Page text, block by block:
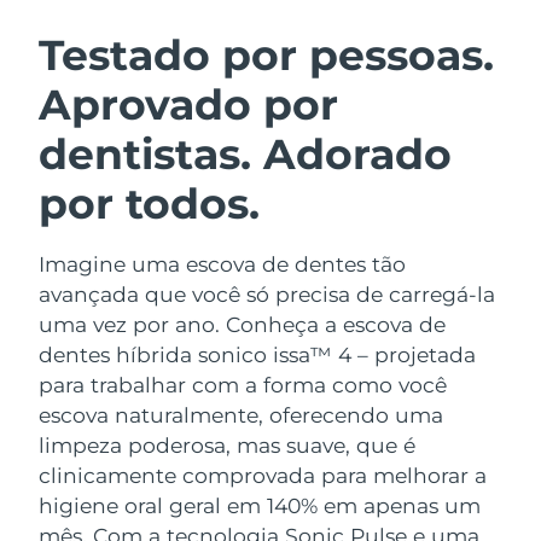
Testado por pessoas.
Aprovado por
dentistas. Adorado
por todos.
Imagine uma escova de dentes tão
avançada que você só precisa de carregá-la
uma vez por ano. Conheça a escova de
dentes híbrida sonico issa™ 4 – projetada
para trabalhar com a forma como você
escova naturalmente, oferecendo uma
limpeza poderosa, mas suave, que é
clinicamente comprovada para melhorar a
higiene oral geral em 140% em apenas um
mês. Com a tecnologia Sonic Pulse e uma
Limpeza facial
LUNA™ 4 kit
Anti-aging massage
LUNA™ 4 Plus
Massage, LED heating
LUNA™ 4 Men
For men, anti-aging massage
Lifting facial
BEAR™ 2 kit
Microcurrent toning
BEAR™ 2 go
Microcurrent toning on-the-go
BEAR™ 2 eyes & lips
Microcurrent line smoothing device
Hidratação
UFO™ 3 kit
Deep facial hydration
UFO™ 3 LED
Near-infrared and red light therapy
device
Cuidado oral
issa™ 4
Hybrid silicone sonic toothbrush
issa™ 4 plus
Smart hybrid silicone sonic toothbrush
TRATAMENTO ANTIENVELHECIMENTO
FAQ™
Antienvelhecimento Tratamentos LED
NEW
Áustria
Barein Entrega prevista
Bélgica Entrega prevista09/08/2026
Bermudas
Bósnia e
Herzegovina
Entrega prevista
Brunei Entrega prevista14/08/2026
Bulgária Entrega prevista
Canadá Entrega prevista
Chile Entrega prevista13/08/2026